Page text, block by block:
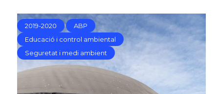
2019-2020
ABP
Educació i control ambiental
Seguretat i medi ambient